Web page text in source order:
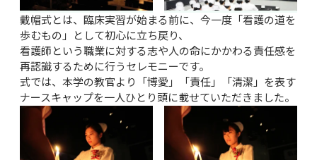
戴帽式とは、臨床実習が始まる前に、今一度「看護の道を
歩むもの」として初心に立ち戻り、
看護師という職業に対する志や人の命にかかわる責任感を
再認識するために行うセレモニーです。
式では、本学の教官より「博愛」「責任」「清潔」を表す
ナースキャップを一人ひとり頭に載せていただきました。